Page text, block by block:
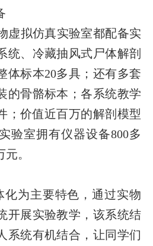
虚拟仿真实验室都配备实
统、冷藏抽风式尸体解剖
体标本20多具；还有多套
的骨骼标本；各系统教学
；价值近百万的解剖模型
验室拥有仪器设备800多
。
化为主要特色，通过实物
开展实验教学，该系统结
系统有机结合，让同学们